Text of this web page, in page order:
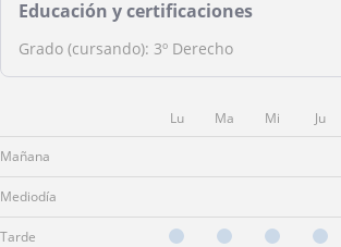
Educación y certificaciones
Grado (cursando): 3º Derecho
Lu Ma Mi Ju
Mañana
Mediodía
Tarde